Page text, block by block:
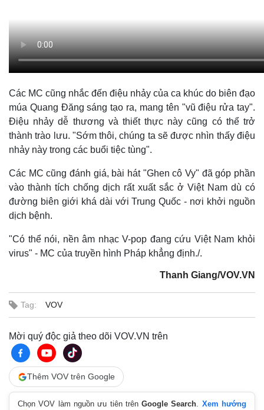
Các MC cũng nhắc đến điệu nhảy của ca khúc do biên đạo
múa Quang Đăng sáng tạo ra, mang tên "vũ điệu rửa tay".
Điệu nhảy dễ thương và thiết thực này cũng có thể trở
thành trào lưu. "Sớm thôi, chúng ta sẽ được nhìn thấy điệu
nhảy này trong các buổi tiệc tùng".
Các MC cũng đánh giá, bài hát "Ghen cô Vy" đã góp phần
vào thành tích chống dịch rất xuất sắc ở Việt Nam dù có
đường biên giới khá dài với Trung Quốc - nơi khởi nguồn
dịch bệnh.
"Có thể nói, nền âm nhạc V-pop đang cứu Việt Nam khỏi
virus" - MC của truyền hình Pháp khẳng định./.
Thanh Giang/VOV.VN
Tag: VOV
Mời quý độc giả theo dõi VOV.VN trên
Thêm VOV trên Google
Chọn VOV làm nguồn ưu tiên trênGoogle Search. Xem hướng